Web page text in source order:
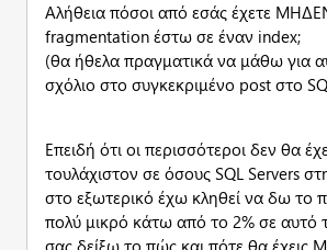
Αλήθεια πόσοι από εσάς έχετε
fragmentation έστω σε έναν index;
(θα ήθελα πραγματικά να μάθω για
σχόλιο στο συγκεκριμένο post στο
Επειδή ότι οι περισσότεροι δεν θα
τουλάχιστον σε όσους SQL Servers
στο εξωτερικό έχω κληθεί να δω το
πολύ μικρό κάτω από το 2% σε αυτό